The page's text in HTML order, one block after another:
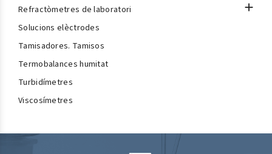
Refractòmetres de laboratori

Solucions elèctrodes
Tamisadores. Tamisos
Termobalances humitat
Turbidímetres
Viscosímetres